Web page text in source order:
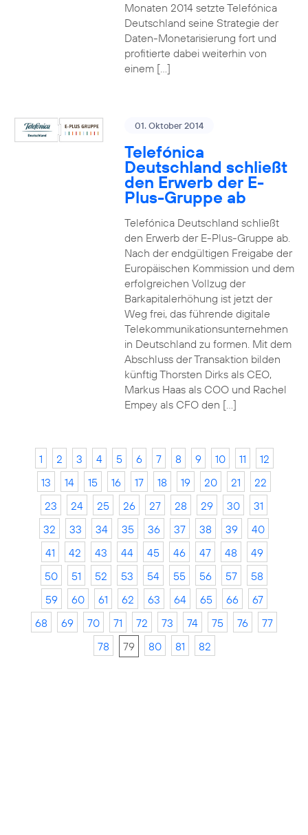
Monaten 2014 setzte Telefónica
Deutschland seine Strategie der
Daten-Monetarisierung fort und
profitierte dabei weiterhin von
einem […]
01. Oktober 2014
Telefónica
Deutschland schließt
den Erwerb der E-
Plus-Gruppe ab
Telefónica Deutschland schließt
den Erwerb der E-Plus-Gruppe ab.
Nach der endgültigen Freigabe der
Europäischen Kommission und dem
erfolgreichen Vollzug der
Barkapitalerhöhung ist jetzt der
Weg frei, das führende digitale
Telekommunikationsunternehmen
in Deutschland zu formen. Mit dem
Abschluss der Transaktion bilden
künftig Thorsten Dirks als CEO,
Markus Haas als COO und Rachel
Empey als CFO den […]
1 2 3 4 5 6 7 8 9 10 11
12
13
14 15 16 17 18 19 20 21
22
23
24 25 26 27 28 29 30
31
32
33 34 35 36 37 38 39
40
41
42 43 44 45 46 47 48
49
50
51 52 53 54 55 56 57
58
59
60 61 62 63 64 65 66
67
68
69 70 71 72 73 74 75 76
77
78
79 80 81 82